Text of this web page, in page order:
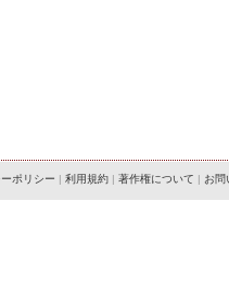
ポリシー | 利用規約 | 著作権について | お問